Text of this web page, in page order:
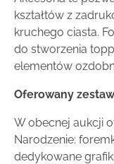
kształtów z
kruchego ciasta.
do stworzenia
elementów
Oferowany zestaw
W obecnej aukcji
Narodzenie:
dedykowane